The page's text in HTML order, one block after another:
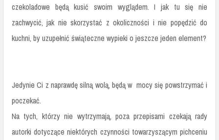
czekoladowe będą kusić swoim wyglądem. I jak tu się nie
zachwycić, jak nie skorzystać z okoliczności i nie popędzić do
kuchni, by uzupełnić świąteczne wypieki o jeszcze jeden element?
Jedynie Ci z naprawdę silną wolą, będą w mocy się powstrzymać i
poczekać.
Na tych, którzy nie wytrzymają, poza przepisami czekają rady
autorki dotyczące niektórych czynności towarzyszącym pichceniu